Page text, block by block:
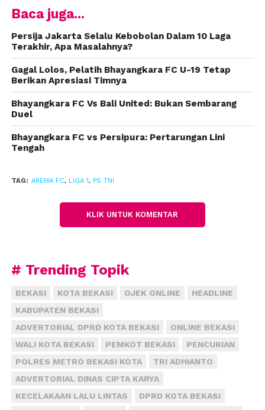
akan membawa 20 pemain dalam lawatannya itu.
“Tapi, saya tetap berharap agar mereka segera pulih,”
kata pelatih asal Kepanjen ini.
Namun, jika kondisi ketiganya tak memungkinkan,
Aji menyiapkan penggantinya. Sebab, pelatih tak
ingin mengambil resiko jika memaksakan
memainkan pemain yang tengah cedera.
Baca juga...
Persija Jakarta Selalu Kebobolan Dalam 10 Laga
Terakhir, Apa Masalahnya?
Gagal Lolos, Pelatih Bhayangkara FC U-19 Tetap
Berikan Apresiasi Timnya
Bhayangkara FC Vs Bali United: Bukan Sembarang
Duel
Bhayangkara FC vs Persipura: Pertarungan Lini
Tengah
TAG: AREMA FC, LIGA 1, PS TNI
KLIK UNTUK KOMENTAR
# Trending Topik
BEKASI KOTA BEKASI OJEK ONLINE
HEADLINE
KABUPATEN BEKASI
ADVERTORIAL DPRD KOTA BEKASI
ONLINE BEKASI
WALI KOTA BEKASI
PEMKOT BEKASI
PENCURIAN
POLRES METRO BEKASI KOTA
TRI ADHIANTO
ADVERTORIAL DINAS CIPTA KARYA
KECELAKAAN LALU LINTAS
DPRD KOTA BEKASI